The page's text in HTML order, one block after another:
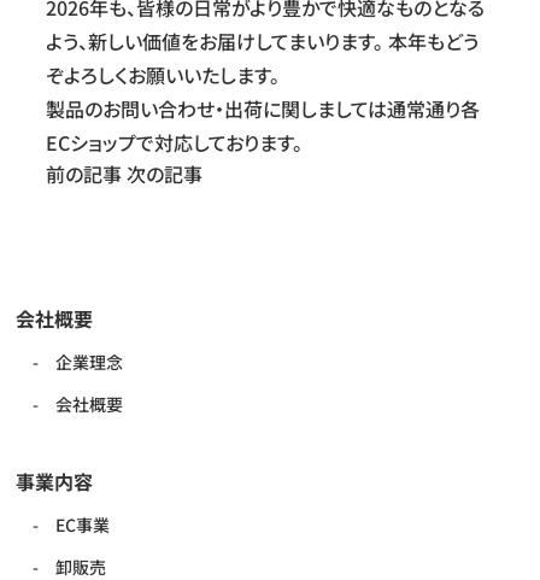
2026年も、皆様の日常がより豊かで快適なものとなる
よう、新しい価値をお届けしてまいります。 本年もどう
ぞよろしくお願いいたします。
製品のお問い合わせ・出荷に関しましては通常通り各
ECショップで対応しております。
前の記事次の記事
会社概要
企業理念
会社概要
事業内容
EC事業
卸販売